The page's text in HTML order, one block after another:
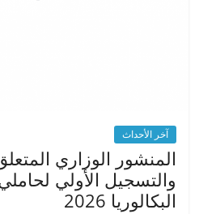
آخر الأحداث
المنشور الوزاري
والتسجيل الأولي
البكالوريا 2026